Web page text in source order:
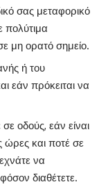
σας μεταφορικό
πολύτιμα
μη ορατό σημείο.
ή του
εάν πρόκειται να
οδούς, εάν είναι
ώρες και ποτέ σε
να
διαθέτετε.